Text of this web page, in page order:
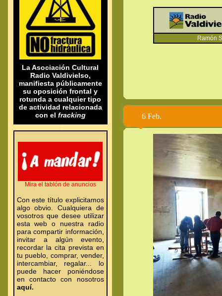
La Asociación Cultural
Radio Valdivielso,
manifiesta públicamente
su oposición frontal y
rotunda a cualquier tipo
de actividad relacionada
con el fracking
.
.
.
Mira el tablón de anuncios
Con este título explicitamos
algo obvio. Cualquiera de
vosotros que desee utilizar
esta web o nuestra radio
para compartir información,
invitar a algún evento,
recordar la cita prevista en
tu pueblo, comprar, vender,
intercambiar, regalar... lo
puede hacer poniéndose
en contacto con nosotros
aquí.
Ramón
6 Feb.